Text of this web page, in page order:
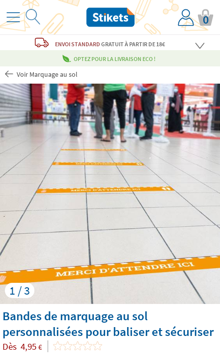
0
ENVOI STANDARDGRATUITÀ PARTIR DE 18€
OPTEZ POUR LA LIVRAISON ECO !
Voir Marquage au sol
1 / 3
Bandes de marquage au sol
personnalisées pour baliser et sécuriser
Dès 4,95 €